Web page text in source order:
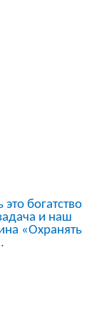
богатство
и наш
«Охранять